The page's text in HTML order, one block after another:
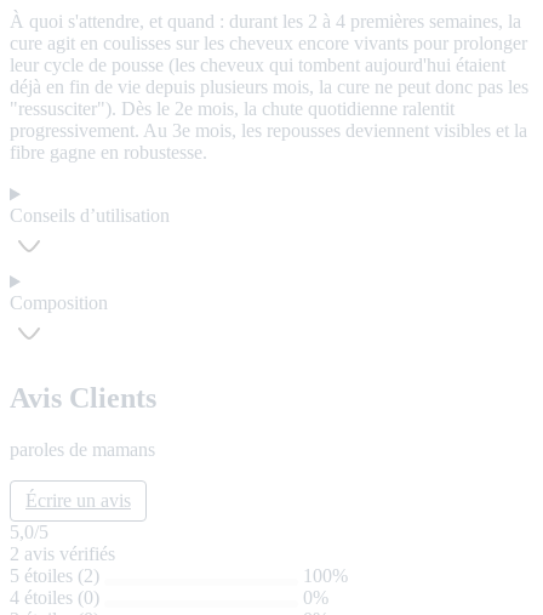
À quoi s'attendre, et quand : durant les 2 à 4 premières semaines, la
cure agit en coulisses sur les cheveux encore vivants pour prolonger
leur cycle de pousse (les cheveux qui tombent aujourd'hui étaient
déjà en fin de vie depuis plusieurs mois, la cure ne peut donc pas les
"ressusciter"). Dès le 2e mois, la chute quotidienne ralentit
progressivement. Au 3e mois, les repousses deviennent visibles et la
fibre gagne en robustesse.
Conseils d’utilisation
Composition
Avis Clients
paroles de mamans
Écrire un avis
5,0/5
2 avis vérifiés
5 étoiles (2)
100%
4 étoiles (0)
0%